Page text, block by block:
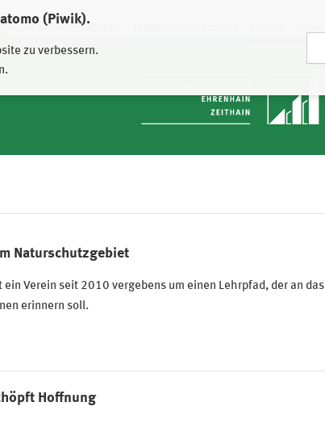
(Piwik).
zu verbessern.
MÜNCHNER PLATZ DRESDEN
Naturschutzgebiet
Verein seit 2010 vergebens um einen Lehrpfad, der an das
erinnern soll.
Hoffnung